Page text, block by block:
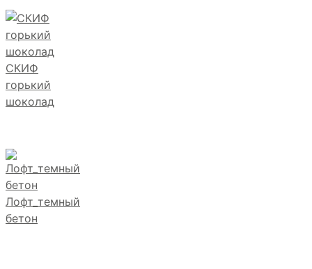
СКИФ
горький
шоколад
Лофт_темный
бетон